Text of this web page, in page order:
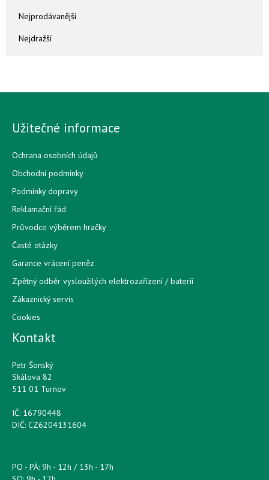
Nejprodávanější
Nejdražší
Užitečné informace
Ochrana osobních údajů
Obchodní podmínky
Podmínky dopravy
Reklamační řád
Průvodce výběrem hračky
Časté otázky
Garance vrácení peněz
Zpětný odběr vysloužilých elektrozařízení / bateríí
Zákaznický servis
Cookies
Kontakt
Petr Šonský
Skálova 82
511 01 Turnov
IČ: 16790448
DIČ: CZ6204131604
PO - PÁ: 9h - 12h / 13h - 17h